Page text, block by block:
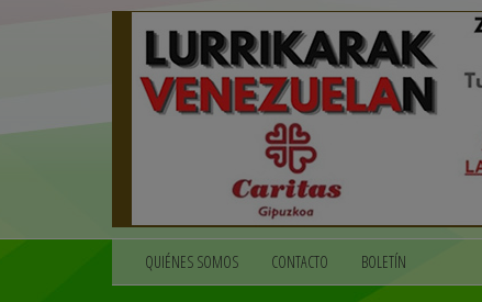
QUIÉNES SOMOS CONTACTO BOLETÍN